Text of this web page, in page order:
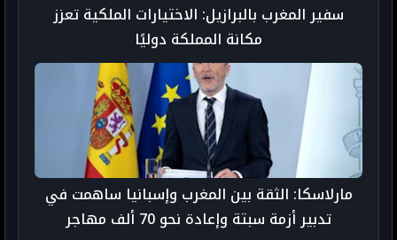
سفير المغرب بالبرازيل: الاختيارات الملكية تعزز
مكانة المملكة دوليًا
مارلاسكا: الثقة بين المغرب وإسبانيا ساهمت في
تدبير أزمة سبتة وإعادة نحو 70 ألف مهاجر